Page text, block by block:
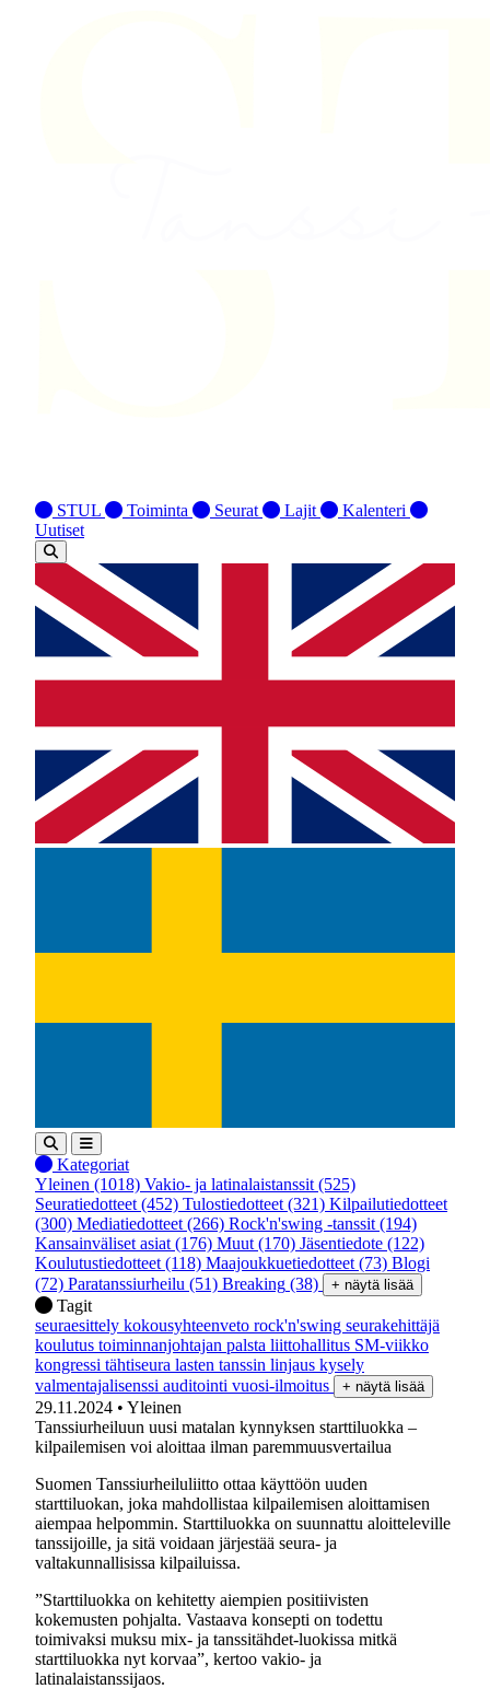
STUL Toiminta Seurat Lajit
Kalenteri
Uutiset
Kategoriat
Yleinen (1018) Vakio- ja latinalaistanssit (525)
Seuratiedotteet (452) Tulostiedotteet (321) Kilpailutiedotteet
(300) Mediatiedotteet (266) Rock'n'swing -tanssit (194)
Kansainväliset asiat (176) Muut (170) Jäsentiedote (122)
Koulutustiedotteet (118) Maajoukkuetiedotteet (73) Blogi
(72) Paratanssiurheilu (51) Breaking (38) + näytä lisää
Tagit
seuraesittely kokousyhteenveto rock'n'swing seurakehittäjä
koulutus toiminnanjohtajan palsta liittohallitus SM-viikko
kongressi tähtiseura lasten tanssin linjaus kysely
valmentajalisenssi auditointi vuosi-ilmoitus + näytä lisää
29.11.2024 • Yleinen
Tanssiurheiluun uusi matalan kynnyksen starttiluokka –
kilpailemisen voi aloittaa ilman paremmuusvertailua
Suomen Tanssiurheiluliitto ottaa käyttöön uuden
starttiluokan, joka mahdollistaa kilpailemisen aloittamisen
aiempaa helpommin. Starttiluokka on suunnattu aloitteleville
tanssijoille, ja sitä voidaan järjestää seura- ja
valtakunnallisissa kilpailuissa.
”Starttiluokka on kehitetty aiempien positiivisten
kokemusten pohjalta. Vastaava konsepti on todettu
toimivaksi muksu mix- ja tanssitähdet-luokissa mitkä
starttiluokka nyt korvaa”, kertoo vakio- ja
latinalaistanssijaos.